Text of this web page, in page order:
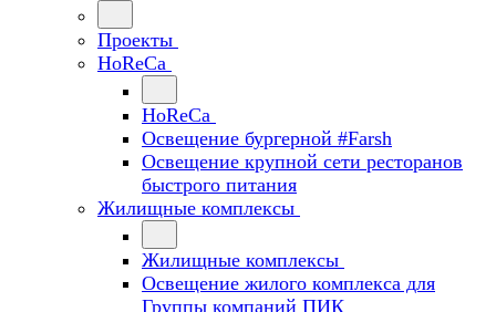
Проекты
HoReCa
HoReCa
Освещение бургерной #Farsh
Освещение крупной сети ресторанов
быстрого питания
Жилищные комплексы
Жилищные комплексы
Освещение жилого комплекса для
Группы компаний ПИК